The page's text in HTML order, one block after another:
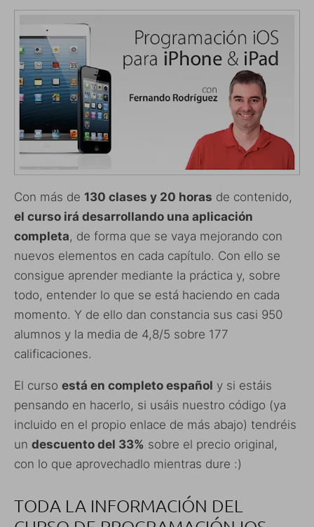
Con más de 130 clases y 20 horas de contenido,
el curso irá desarrollando una aplicación
completa, de forma que se vaya mejorando con
nuevos elementos en cada capítulo. Con ello se
consigue aprender mediante la práctica y, sobre
todo, entender lo que se está haciendo en cada
momento. Y de ello dan constancia sus casi 950
alumnos y la media de 4,8/5 sobre 177
calificaciones.
El curso está en completo español y si estáis
pensando en hacerlo, si usáis nuestro código (ya
incluido en el propio enlace de más abajo) tendréis
un descuento del 33% sobre el precio original,
con lo que aprovechadlo mientras dure :)
TODA LA INFORMACIÓN DEL